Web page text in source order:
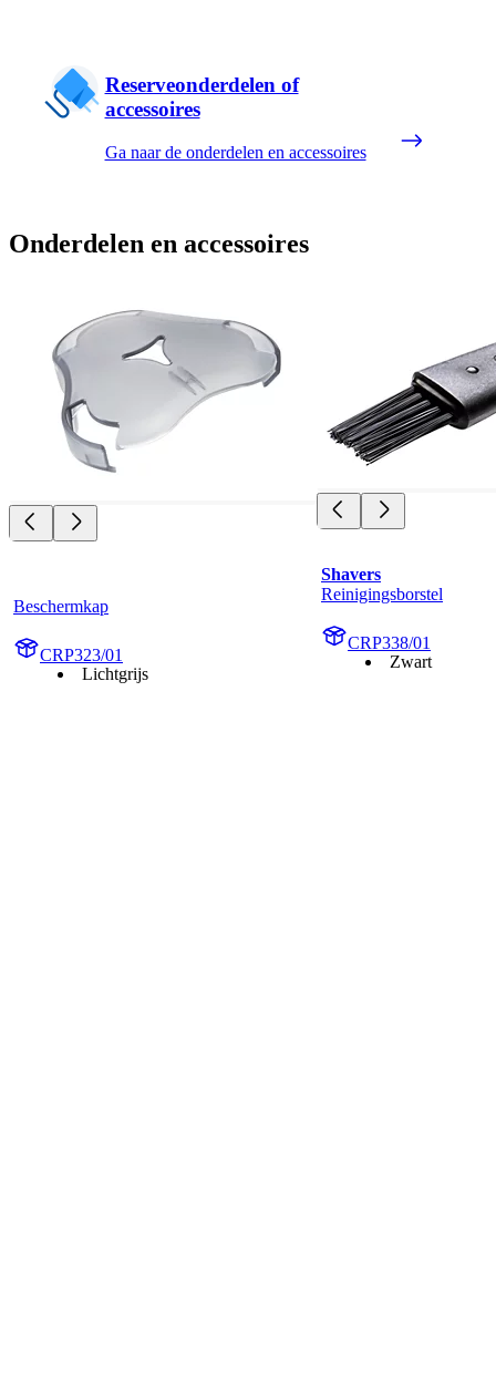
Reserveonderdelen of
accessoires
Ga naar de onderdelen en accessoires
Onderdelen en accessoires
Beschermkap
CRP323/01
Lichtgrijs
Shavers
Reinigingsborstel
CRP338/01
Zwart